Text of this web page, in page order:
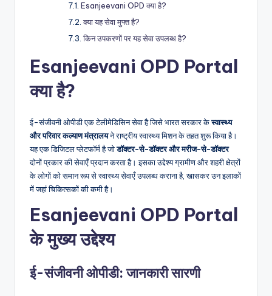
Esanjeevani OPD क्या है?
क्या यह सेवा मुफ्त है?
किन उपकरणों पर यह सेवा उपलब्ध है?
Esanjeevani OPD Portal
क्या है?
ई-संजीवनी ओपीडी एक टेलीमेडिसिन सेवा है जिसे भारत सरकार केस्वास्थ्य
और परिवार कल्याण मंत्रालयने राष्ट्रीय स्वास्थ्य मिशन के तहत शुरू किया है।
यह एक डिजिटल प्लेटफॉर्म है जोडॉक्टर-से-डॉक्टर और मरीज-से-डॉक्टर
दोनों प्रकार की सेवाएँ प्रदान करता है। इसका उद्देश्य ग्रामीण और शहरी क्षेत्रों
के लोगों को समान रूप से स्वास्थ्य सेवाएँ उपलब्ध कराना है, खासकर उन इलाकों
में जहां चिकित्सकों की कमी है।
Esanjeevani OPD Portal
के मुख्य उद्देश्य
ई-संजीवनी ओपीडी: जानकारी सारणी